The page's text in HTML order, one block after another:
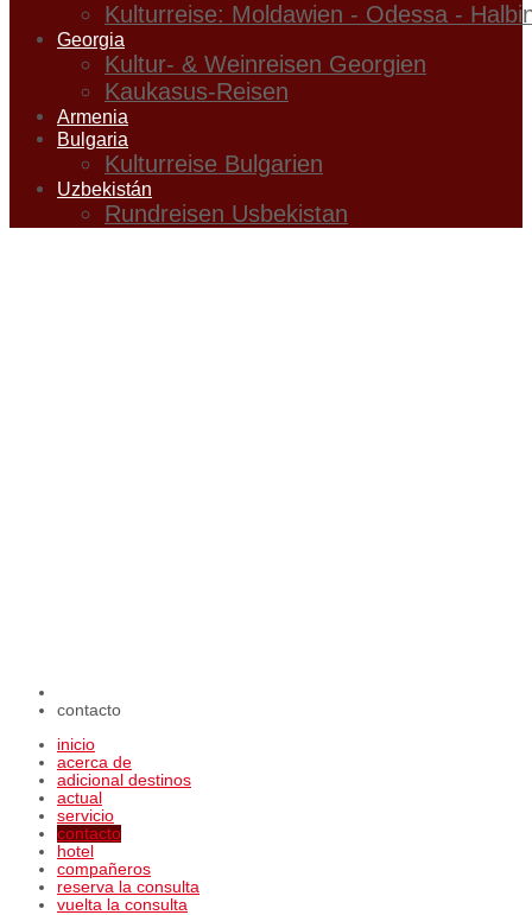
Kulturreise: Moldawien - Odessa -
Georgia
Kultur- & Weinreisen Georgien
Kaukasus-Reisen
Armenia
Bulgaria
Kulturreise Bulgarien
Uzbekistán
Rundreisen Usbekistan
contacto
inicio
acerca de
adicional destinos
actual
servicio
contacto
hotel
compañeros
reserva la consulta
vuelta la consulta